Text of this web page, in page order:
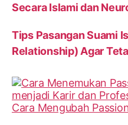
Secara Islami dan
Tips Pasangan Suami
Relationship) Agar